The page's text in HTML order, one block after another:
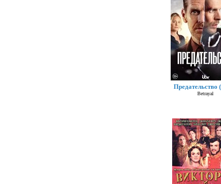
Предательство
Betrayal